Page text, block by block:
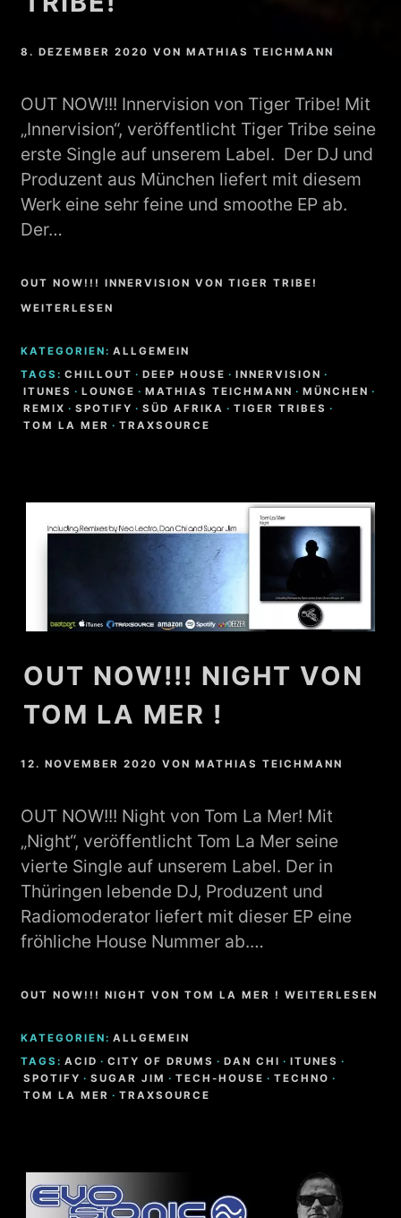
8. DEZEMBER 2020 VONMATHIAS TEICHMANN
OUT NOW!!! Innervision von Tiger Tribe! Mit
„Innervision“, veröffentlicht Tiger Tribe seine
erste Single auf unserem Label. Der DJ und
Produzent aus München liefert mit diesem
Werk eine sehr feine und smoothe EP ab.
Der…
OUT NOW!!! INNERVISION VON TIGER TRIBE!
WEITERLESEN
KATEGORIEN: ALLGEMEIN
TAGS: CHILLOUT · DEEP HOUSE · INNERVISION ·
ITUNES · LOUNGE · MATHIAS TEICHMANN · MÜNCHEN ·
REMIX · SPOTIFY · SÜD AFRIKA · TIGER TRIBES ·
TOM LA MER · TRAXSOURCE
OUT NOW!!! NIGHT VON
TOM LA MER !
12. NOVEMBER 2020 VONMATHIAS TEICHMANN
OUT NOW!!! Night von Tom La Mer! Mit
„Night“, veröffentlicht Tom La Mer seine
vierte Single auf unserem Label. Der in
Thüringen lebende DJ, Produzent und
Radiomoderator liefert mit dieser EP eine
fröhliche House Nummer ab.…
OUT NOW!!! NIGHT VON TOM LA MER ! WEITERLESEN
KATEGORIEN: ALLGEMEIN
TAGS: ACID · CITY OF DRUMS · DAN CHI · ITUNES ·
SPOTIFY · SUGAR JIM · TECH-HOUSE · TECHNO ·
TOM LA MER · TRAXSOURCE